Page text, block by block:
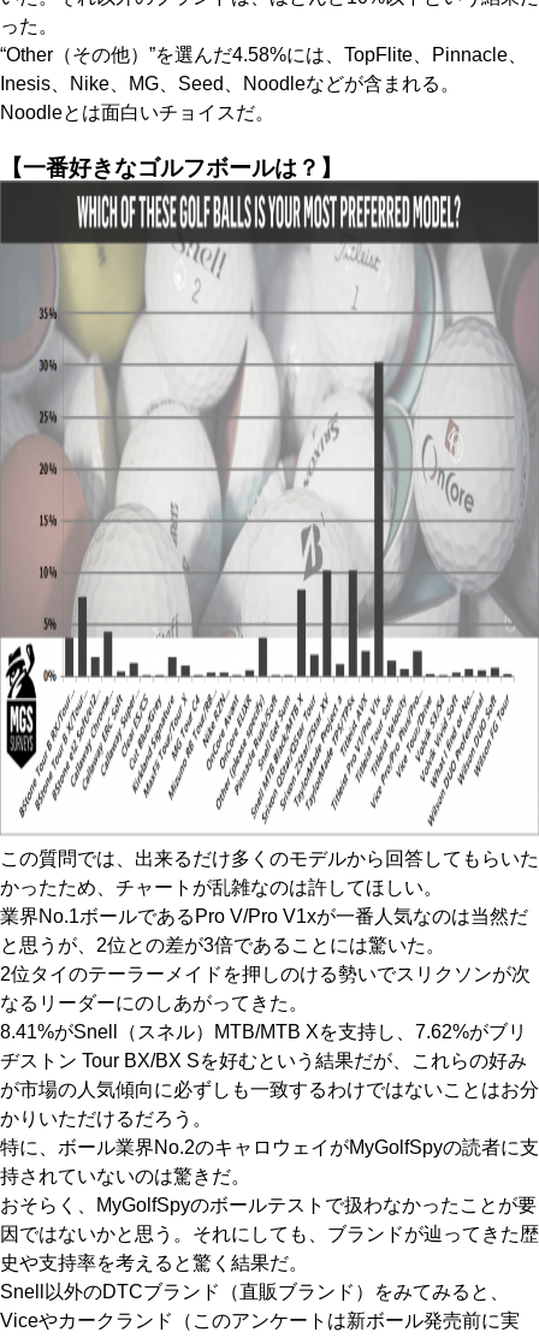
った。
“Other（その他）”を選んだ4.58%には、TopFlite、Pinnacle、
Inesis、Nike、MG、Seed、Noodleなどが含まれる。
Noodleとは面白いチョイスだ。
【一番好きなゴルフボールは？】
この質問では、出来るだけ多くのモデルから回答してもらいた
かったため、チャートが乱雑なのは許してほしい。
業界No.1ボールであるPro V/Pro V1xが一番人気なのは当然だ
と思うが、2位との差が3倍であることには驚いた。
2位タイのテーラーメイドを押しのける勢いでスリクソンが次
なるリーダーにのしあがってきた。
8.41%がSnell（スネル）MTB/MTB Xを支持し、7.62%がブリ
ヂストン Tour BX/BX Sを好むという結果だが、これらの好み
が市場の人気傾向に必ずしも一致するわけではないことはお分
かりいただけるだろう。
特に、ボール業界No.2のキャロウェイがMyGolfSpyの読者に支
持されていないのは驚きだ。
おそらく、MyGolfSpyのボールテストで扱わなかったことが要
因ではないかと思う。それにしても、ブランドが辿ってきた歴
史や支持率を考えると驚く結果だ。
Snell以外のDTCブランド（直販ブランド）をみてみると、
Viceやカークランド（このアンケートは新ボール発売前に実